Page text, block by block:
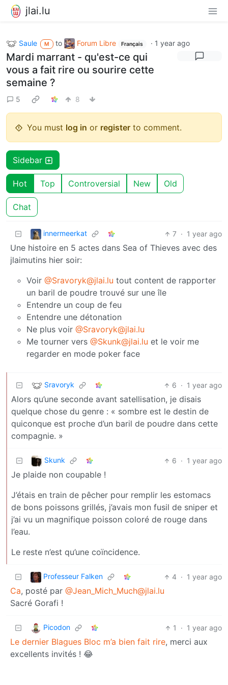
jlai.lu
Saule M to Forum Libre Français · 1 year ago
Mardi marrant - qu'est-ce qui
vous a fait rire ou sourire cette
semaine ?
5 8
You must log in or register to comment.
Sidebar
Hot Top Controversial New Old
Chat
innermeerkat 7 · 1 year ago
Une histoire en 5 actes dans Sea of Thieves avec des
jlaimutins hier soir:
Voir @Sravoryk@jlai.lu tout content de rapporter
un baril de poudre trouvé sur une île
Entendre un coup de feu
Entendre une détonation
Ne plus voir @Sravoryk@jlai.lu
Me tourner vers @Skunk@jlai.lu et le voir me
regarder en mode poker face
Sravoryk 6 · 1 year ago
Alors qu’une seconde avant satellisation, je disais
quelque chose du genre : « sombre est le destin de
quiconque est proche d’un baril de poudre dans cette
compagnie. »
Skunk 6 · 1 year ago
Je plaide non coupable !
J’étais en train de pêcher pour remplir les estomacs
de bons poissons grillés, j’avais mon fusil de sniper et
j’ai vu un magnifique poisson coloré de rouge dans
l’eau.
Le reste n’est qu’une coïncidence.
Professeur Falken 4 · 1 year ago
Ca, posté par @Jean_Mich_Much@jlai.lu
Sacré Gorafi !
Picodon 1 · 1 year ago
Le dernier Blagues Bloc m’a bien fait rire, merci aux
excellents invités ! 😂